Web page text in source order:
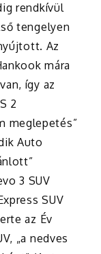
rendkívül
tengelyen
Az
mára
így az
2
meglepetés”
Auto
3 SUV
SUV
az Év
„a nedves